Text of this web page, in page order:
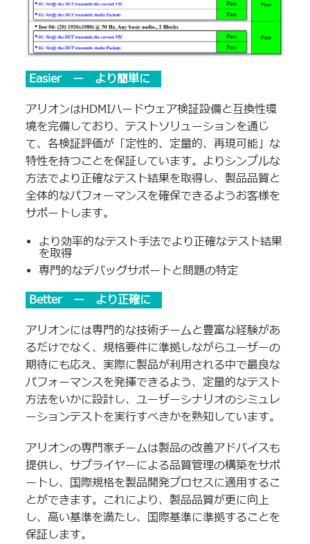
Easier ー より簡単に
アリオンはHDMIハードウェア検証設備と互換性環
境を完備しており、テストソリューションを通じ
て、各検証評価が「定性的、定量的、再現可能」な
特性を持つことを保証しています。よりシンプルな
方法でより正確なテスト結果を取得し、製品品質と
全体的なパフォーマンスを確保できるようお客様を
サポートします。
より効率的なテスト手法でより正確なテスト結果
を取得
専門的なデバッグサポートと問題の特定
Better ー より正確に
アリオンには専門的な技術チームと豊富な経験があ
るだけでなく、規格要件に準拠しながらユーザーの
期待にも応え、実際に製品が利用される中で最良な
パフォーマンスを発揮できるよう、定量的なテスト
方法をいかに設計し、ユーザーシナリオのシミュレ
ーションテストを実行すべきかを熟知しています。
アリオンの専門家チームは製品の改善アドバイスも
提供し、サプライヤーによる品質管理の構築をサポ
ートし、国際規格を製品開発プロセスに適用するこ
とができます。これにより、製品品質が更に向上
し、高い基準を満たし、国際基準に準拠することを
保証します。